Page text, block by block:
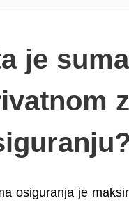
je
osiguranja je